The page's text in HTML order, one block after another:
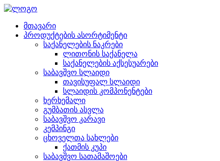
მთავარი
პროდუქტების ასორტიმენტი
საქანელების ნაკრები
ლითონის საქანელა
საქანელების აქსესუარები
საბავშვო სლაიდი
თავისუფალ სლაიდი
სლაიდის კომპონენტები
ხერხემალი
გუმბათის ასვლა
საბავშვო კარავი
კემპინგი
ცხოველთა სახლები
ქათმის კუპი
საბავშვო სათამაშოები